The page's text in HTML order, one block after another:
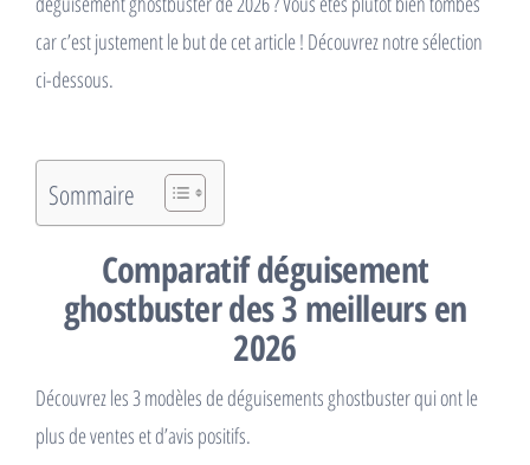
car c’est justement le but de cet article ! Découvrez notre sélection
ci-dessous.
Sommaire
Comparatif déguisement
ghostbuster des 3 meilleurs en
2026
Découvrez les 3 modèles de déguisements ghostbuster qui ont le
plus de ventes et d’avis positifs.